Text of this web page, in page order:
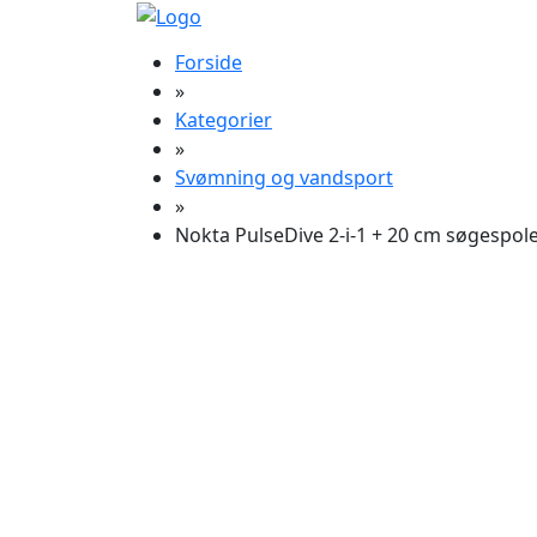
Forside
»
Kategorier
»
Svømning og vandsport
»
Nokta PulseDive 2-i-1 + 20 cm